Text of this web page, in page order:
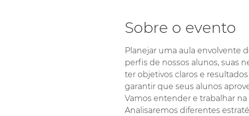
Sobre o evento
Planejar uma aula envolvente
perfis de nossos alunos, suas
ter objetivos claros e
garantir que seus alunos
Vamos entender e trabalhar
Analisaremos diferentes